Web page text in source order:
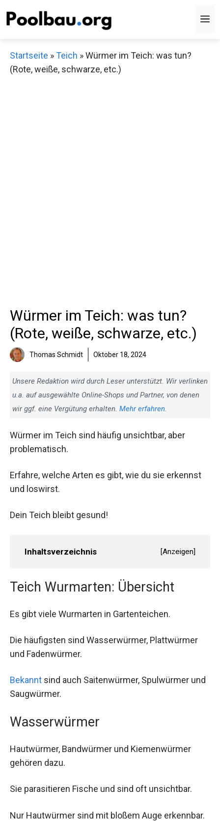
Inhalt
Startseite »Teich »Würmer im Teich: was tun?
(Rote, weiße, schwarze, etc.)
Würmer im Teich: was tun?
(Rote, weiße, schwarze, etc.)
Thomas Schmidt Oktober 18, 2024
Unsere Redaktion wird durch Leser unterstützt. Wir verlinken
u.a. auf ausgewählte Online-Shops und Partner, von denen
wir ggf. eine Vergütung erhalten. Mehr erfahren.
Würmer im Teich sind häufig unsichtbar, aber
problematisch.
Erfahre, welche Arten es gibt, wie du sie erkennst
und loswirst.
Dein Teich bleibt gesund!
Inhaltsverzeichnis [Anzeigen]
Teich Wurmarten: Übersicht
Es gibt viele Wurmarten in Gartenteichen.
Die häufigsten sind Wasserwürmer, Plattwürmer
und Fadenwürmer.
Bekannt sind auch Saitenwürmer, Spulwürmer und
Saugwürmer.
Wasserwürmer
Hautwürmer, Bandwürmer und Kiemenwürmer
gehören dazu.
Sie parasitieren Fische und sind oft unsichtbar.
Nur Hautwürmer sind mit bloßem Auge erkennbar.